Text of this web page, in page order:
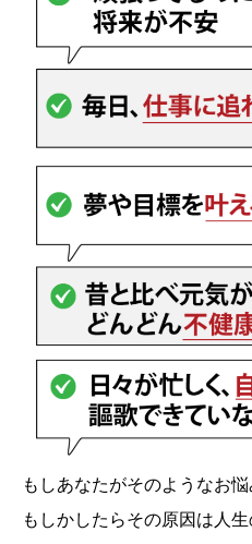
もしあなたがそのようなお
もしかしたらその原因は人